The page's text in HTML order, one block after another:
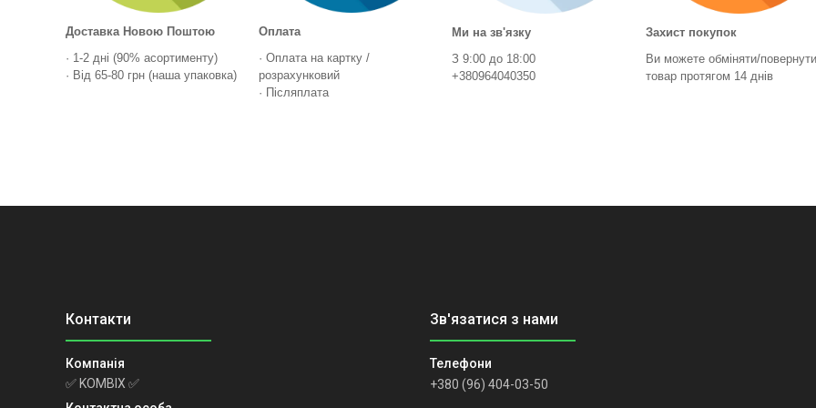
Доставка Новою Поштою
· 1-2 дні (90% асортименту)
· Від 65-80 грн (наша упаковка)
Оплата
· Оплата на картку /
розрахунковий
· Післяплата
Ми на зв'язку
З 9:00 до 18:00
+380964040350
Захист покупок
Ви можете обміняти/повернути
товар протягом 14 днів
✅ KOMBIX ✅ +380 (96) 404-03-50